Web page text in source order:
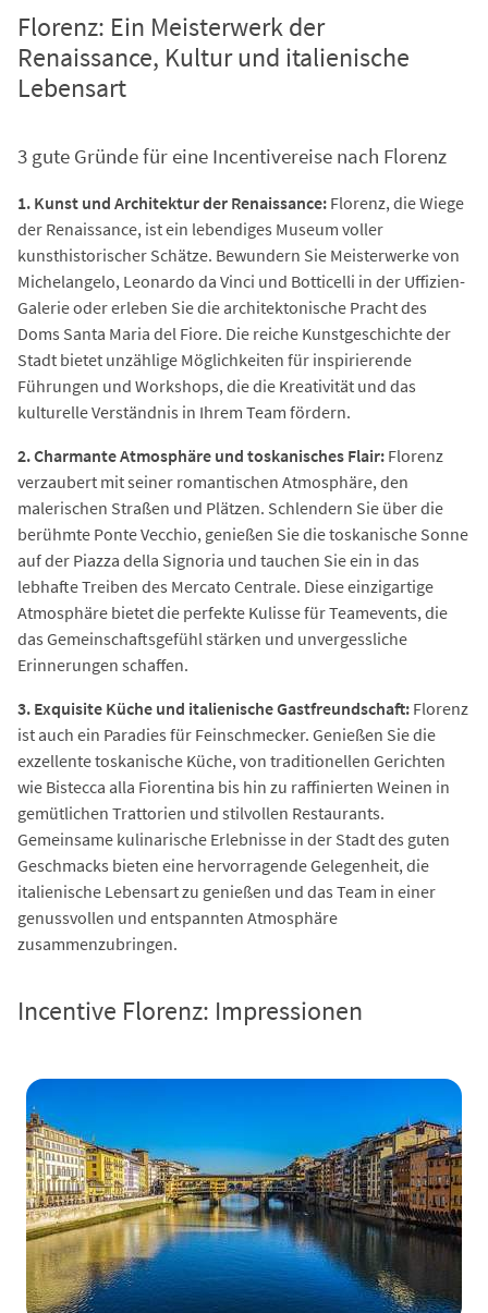
Florenz: Ein Meisterwerk der
Renaissance, Kultur und italienische
Lebensart
3 gute Gründe für eine Incentivereise nach Florenz
1. Kunst und Architektur der Renaissance: Florenz, die Wiege
der Renaissance, ist ein lebendiges Museum voller
kunsthistorischer Schätze. Bewundern Sie Meisterwerke von
Michelangelo, Leonardo da Vinci und Botticelli in der Uffizien-
Galerie oder erleben Sie die architektonische Pracht des
Doms Santa Maria del Fiore. Die reiche Kunstgeschichte der
Stadt bietet unzählige Möglichkeiten für inspirierende
Führungen und Workshops, die die Kreativität und das
kulturelle Verständnis in Ihrem Team fördern.
2. Charmante Atmosphäre und toskanisches Flair: Florenz
verzaubert mit seiner romantischen Atmosphäre, den
malerischen Straßen und Plätzen. Schlendern Sie über die
berühmte Ponte Vecchio, genießen Sie die toskanische Sonne
auf der Piazza della Signoria und tauchen Sie ein in das
lebhafte Treiben des Mercato Centrale. Diese einzigartige
Atmosphäre bietet die perfekte Kulisse für Teamevents, die
das Gemeinschaftsgefühl stärken und unvergessliche
Erinnerungen schaffen.
3. Exquisite Küche und italienische Gastfreundschaft: Florenz
ist auch ein Paradies für Feinschmecker. Genießen Sie die
exzellente toskanische Küche, von traditionellen Gerichten
wie Bistecca alla Fiorentina bis hin zu raffinierten Weinen in
gemütlichen Trattorien und stilvollen Restaurants.
Gemeinsame kulinarische Erlebnisse in der Stadt des guten
Geschmacks bieten eine hervorragende Gelegenheit, die
italienische Lebensart zu genießen und das Team in einer
genussvollen und entspannten Atmosphäre
zusammenzubringen.
Incentive Florenz: Impressionen